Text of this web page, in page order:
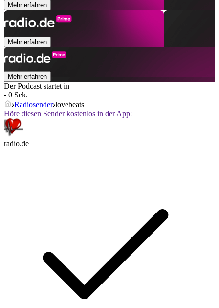
Mehr erfahren
Mehr erfahren
Mehr erfahren
Der Podcast startet in
- 0 Sek.
Radiosender lovebeats
Höre diesen Sender kostenlos in der App:
radio.de